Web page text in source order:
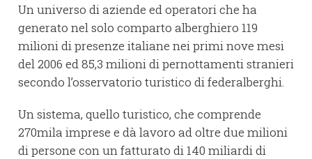
Un universo di aziende ed operatori che ha
generato nel solo comparto alberghiero 119
milioni di presenze italiane nei primi nove mesi
del 2006 ed 85,3 milioni di pernottamenti stranieri
secondo l’osservatorio turistico di federalberghi.
Un sistema, quello turistico, che comprende
270mila imprese e dà lavoro ad oltre due milioni
di persone con un fatturato di 140 miliardi di